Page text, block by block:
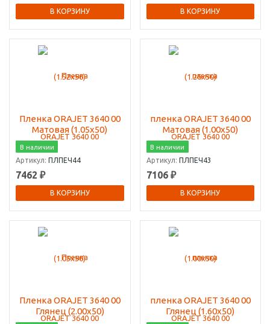
В КОРЗИНУ В КОРЗИНУ
Пленка ORAJET 3640 00
Матовая (1.05х50)
В наличии
Артикул: ПЛПЕЧ44
7462 ₽
В КОРЗИНУ
пленка ORAJET 3640 00
Матовая (1.00х50)
В наличии
Артикул: ПЛПЕЧ43
7106 ₽
В КОРЗИНУ
Пленка ORAJET 3640 00
Глянец (2.00х50)
пленка ORAJET 3640 00
Глянец (1.60х50)